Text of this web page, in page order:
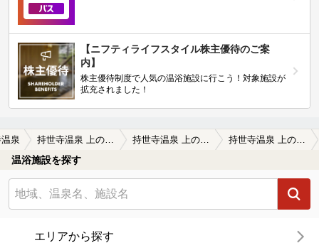
【ニフティライフスタイル株主優待のご案
内】
株主優待制度で人気の温浴施設に行こう！対象施設が
拡充されました！
泉 持世寺温泉 上の湯（閉館しました）の口コミ ２ヶ月ぶりに伺いました。まだ２階よ…
温浴施設を探す
エリアから探す